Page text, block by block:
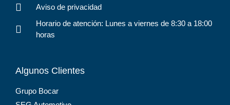
Aviso de privacidad
Horario de atención: Lunes a viernes de 8:30 a 18:00
horas
Algunos Clientes
Grupo Bocar